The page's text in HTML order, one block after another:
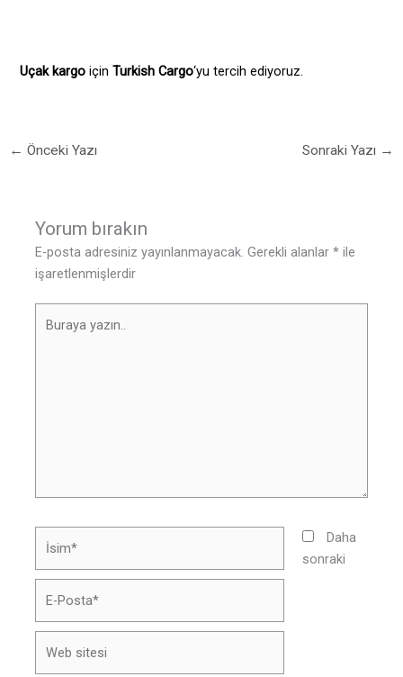
Uçak kargo içinTurkish Cargo‘yu tercih ediyoruz.
← Önceki Yazı Sonraki Yazı →
Yorum bırakın
E-posta adresiniz yayınlanmayacak. Gerekli alanlar* ile
işaretlenmişlerdir
Posta*
sitesi
Daha
sonraki